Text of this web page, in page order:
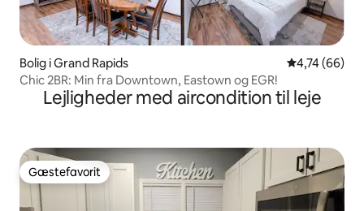
Bolig i Grand Rapids 4,74 ud af 5 i
4,74 (66)
Chic 2BR: Min fra Downtown, Eastown og EGR!
Lejligheder med aircondition til leje
Gæstefavorit
Gæstefavorit